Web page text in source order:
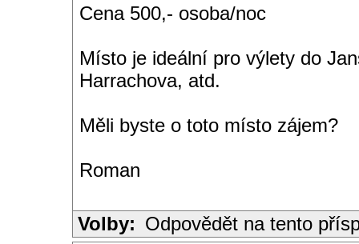
Cena 500,- osoba/noc
Místo je ideální pro výlety do
Harrachova, atd.
Měli byste o toto místo zájem?
Roman
Volby: Odpovědět na tento